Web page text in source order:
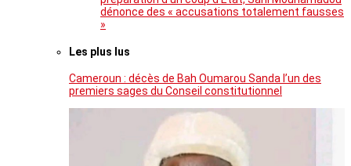
dénonce des « accusations totalement fausses
»
Les plus lus
Cameroun : décès de Bah Oumarou Sanda l’un des
premiers sages du Conseil constitutionnel